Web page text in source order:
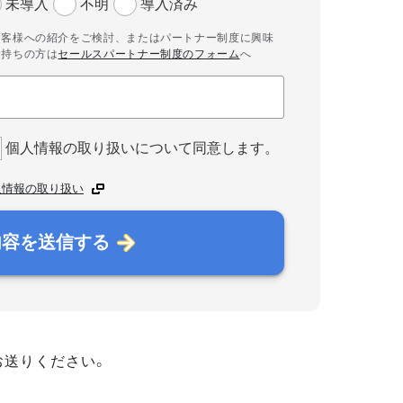
未導入 不明 導入済み
様への紹介をご検討、またはパートナー制度に興味
ちの方はセールスパートナー制度のフォームへ
個人情報の取り扱いについて同意します。
報の取り扱い
を送信する
りください。